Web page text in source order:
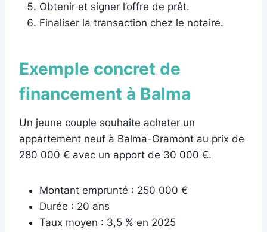
Obtenir et signer l’offre de prêt.
Finaliser la transaction chez le notaire.
Exemple concret de
financement à Balma
Un jeune couple souhaite acheter un
appartement neuf à Balma-Gramont au prix de
280 000 € avec un apport de 30 000 €.
Montant emprunté : 250 000 €
Durée : 20 ans
Taux moyen : 3,5 % en 2025